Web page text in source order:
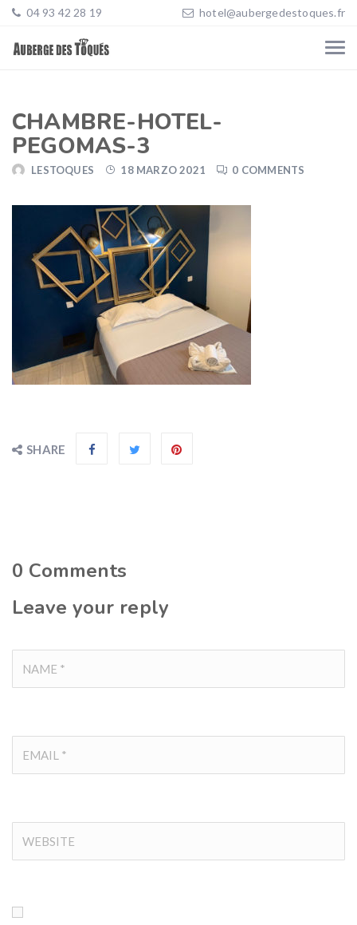
04 93 42 28 19 hotel@aubergedestoques.fr
CHAMBRE-HOTEL-
PEGOMAS-3
LESTOQUES 18 MARZO 2021 0 COMMENTS
SHARE
0 Comments
Leave your reply